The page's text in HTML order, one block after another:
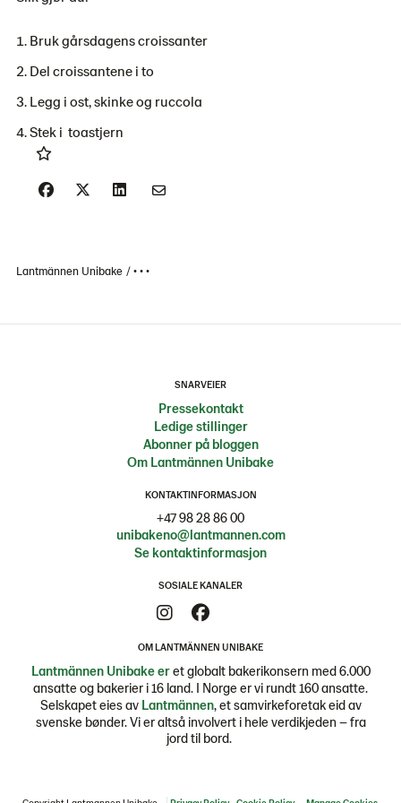
Bruk gårsdagens croissanter
Del croissantene i to
Legg i ost, skinke og ruccola
Stek i toastjern
Lantmännen Unibake • • •
SNARVEIER
Pressekontakt
Ledige stillinger
Abonner på bloggen
Om Lantmännen Unibake
KONTAKTINFORMASJON
+47 98 28 86 00
unibakeno@lantmannen.com
Se kontaktinformasjon
SOSIALE KANALER
OM LANTMÄNNEN UNIBAKE
Lantmännen Unibake eret globalt bakerikonsern med 6.000
ansatte og bakerier i 16 land. I Norge er vi rundt 160 ansatte.
Selskapet eies av Lantmännen, et samvirkeforetak eid av
svenske bønder. Vi er altså involvert i hele verdikjeden – fra
jord til bord.